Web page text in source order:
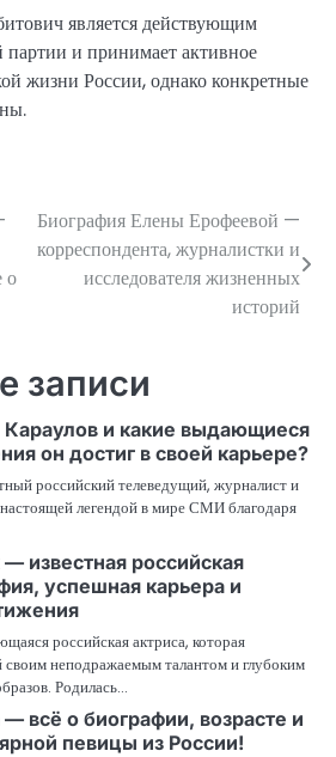
является действующим
партии и принимает активное
жизни России, однако конкретные
о
Биография Елены Ерофеевой —
корреспондента, журналистки и
исследователя жизненных
историй
записи
Караулов и какие выдающиеся
он достиг в своей карьере?
российский телеведущий, журналист и
легендой в мире СМИ благодаря
известная российская
успешная карьера и
российская актриса, которая
своим неподражаемым талантом и глубоким
Родилась…
всё о биографии, возрасте и
певицы из России!